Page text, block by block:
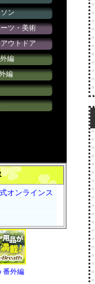
オンラインス
番外編